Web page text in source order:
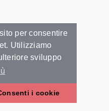
per consentire
Utilizziamo
sviluppo
i cookie